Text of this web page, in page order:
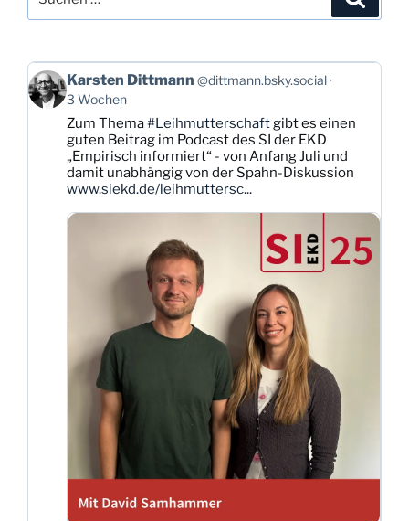
nach:
Beitrag
von
Karsten
Dittmann
Bluesky
ansehen
Karsten Dittmann @dittmann.bsky.social
3 Wochen
Zum Thema#Leihmutterschaftgibt es einen
guten Beitrag im Podcast des SI der EKD
„Empirisch informiert“ - von Anfang Juli und
damit unabhängig von der Spahn-Diskussion
www.siekd.de/leihmuttersc...